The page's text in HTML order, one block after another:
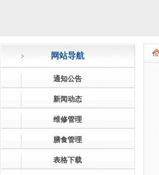
网站导航
通知公告
新闻动态
维修管理
膳食管理
表格下载